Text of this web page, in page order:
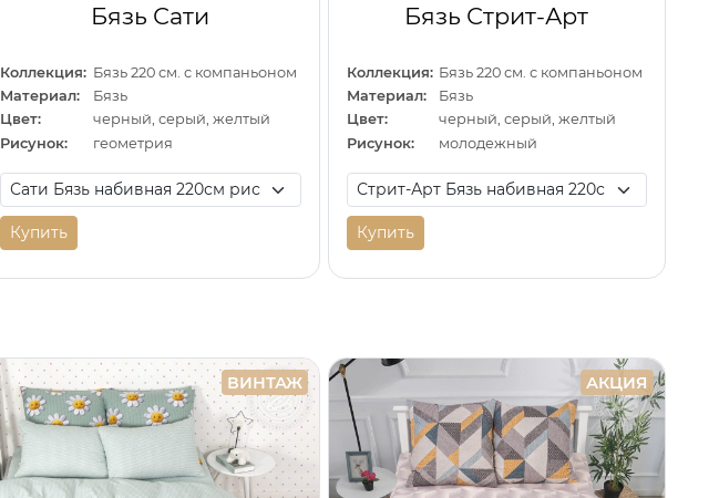
Бязь Сати
Коллекция: Бязь 220 см. с компаньоном
Материал:
Бязь
Цвет:
черный, серый, желтый
Рисунок:
геометрия
Купить
Бязь Стрит-Арт
Коллекция: Бязь 220 см. с компаньоном
Материал:
Бязь
Цвет:
черный, серый, желтый
Рисунок:
молодежный
Купить
ВИНТАЖ АКЦИЯ